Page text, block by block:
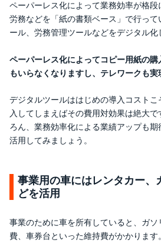
ペーパーレス化によって業務効率が格
労務などを「紙の書類ベース」で行っ
ール、労務管理ツールなどをデジタル化
ペーパーレス化によってコピー用紙の購
もいらなくなりますし、テレワークも実
デジタルツールははじめの導入コスト
入してしまえばその費用対効果は絶大
ろん、業務効率化による業績アップも期
活用してみましょう。
事業用の車にはレンタカー、
どを活用
事業のために車を所有していると、ガソ
費、車券台といった維持費がかかります。